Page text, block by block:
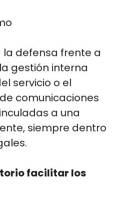
la defensa frente a
gestión interna
servicio o el
comunicaciones
a una
siempre dentro
facilitar los